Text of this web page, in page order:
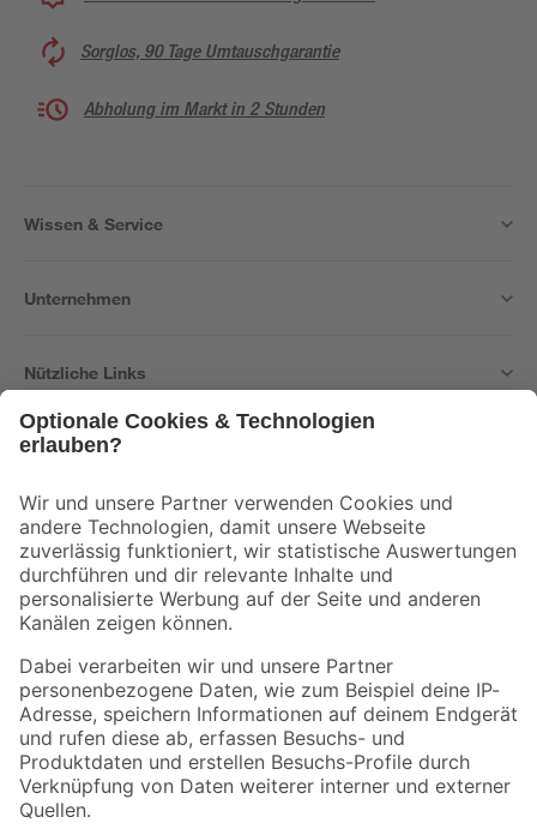
Sorglos, 90 Tage Umtauschgarantie
Abholung im Markt in 2 Stunden
Wissen & Service
Unternehmen
Nützliche Links
Der toom Newsletter: Keine Angebote und Aktionen mehr verpassen!
Zur Newsletter Anmeldung
Folge uns
Zahlungsarten Versandarten